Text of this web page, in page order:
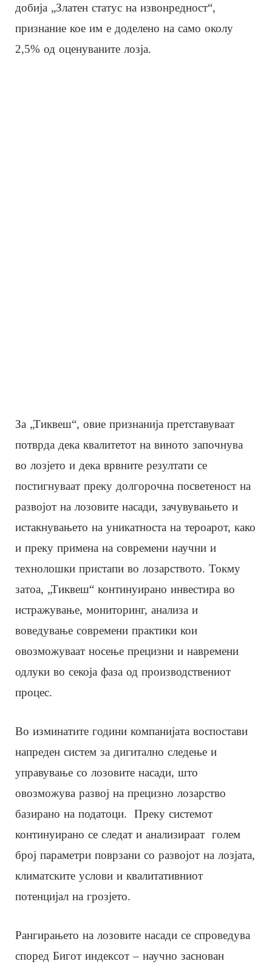
добија „Златен статус на извонредност“,
признание кое им е доделено на само околу
2,5% од оценуваните лозја.
За „Тиквеш“, овие признанија претставуваат
потврда дека квалитетот на виното започнува
во лозјето и дека врвните резултати се
постигнуваат преку долгорочна посветеност на
развојот на лозовите насади, зачувувањето и
истакнувањето на уникатноста на тероарот, како
и преку примена на современи научни и
технолошки пристапи во лозарството. Токму
затоа, „Тиквеш“ континуирано инвестира во
истражување, мониторинг, анализа и
воведување современи практики кои
овозможуваат носење прецизни и навремени
одлуки во секоја фаза од производствениот
процес.
Во изминатите години компанијата воспостави
напреден систем за дигитално следење и
управување со лозовите насади, што
овозможува развој на прецизно лозарство
базирано на податоци. Преку системот
континуирано се следат и анализираат голем
број параметри поврзани со развојот на лозјата,
климатските услови и квалитативниот
потенцијал на грозјето.
Рангирањето на лозовите насади се спроведува
според Бигот индексот – научно заснован